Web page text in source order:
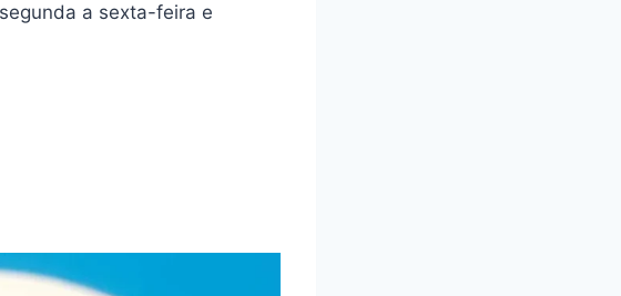
a sexta-feira e